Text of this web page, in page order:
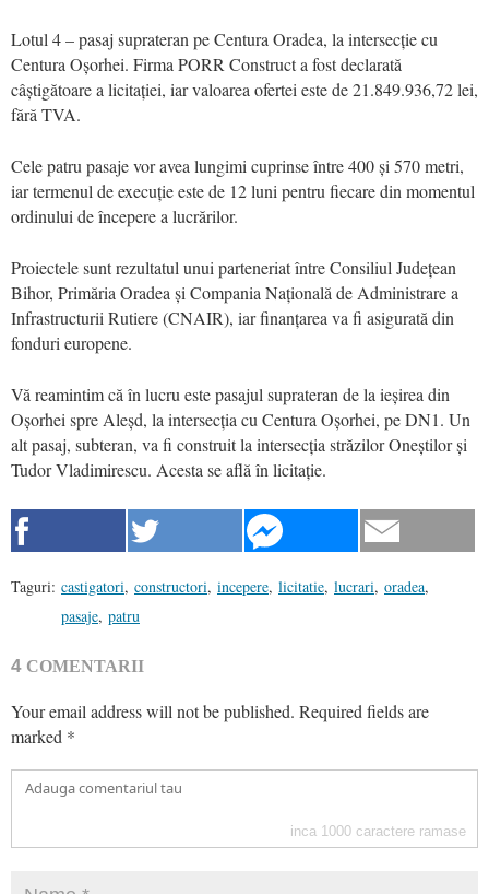
Lotul 4 – pasaj suprateran pe Centura Oradea, la intersecție cu
Centura Oșorhei. Firma PORR Construct a fost declarată
câștigătoare a licitației, iar valoarea ofertei este de 21.849.936,72 lei,
fără TVA.
Cele patru pasaje vor avea lungimi cuprinse între 400 și 570 metri,
iar termenul de execuție este de 12 luni pentru fiecare din momentul
ordinului de începere a lucrărilor.
Proiectele sunt rezultatul unui parteneriat între Consiliul Județean
Bihor, Primăria Oradea și Compania Națională de Administrare a
Infrastructurii Rutiere (CNAIR), iar finanțarea va fi asigurată din
fonduri europene.
Vă reamintim că în lucru este pasajul suprateran de la ieșirea din
Oșorhei spre Aleșd, la intersecția cu Centura Oșorhei, pe DN1. Un
alt pasaj, subteran, va fi construit la intersecția străzilor Oneștilor și
Tudor Vladimirescu. Acesta se află în licitație.
Taguri: castigatori, constructori, incepere, licitatie, lucrari, oradea,
pasaje, patru
4 COMENTARII
Your email address will not be published. Required fields are
marked *
inca 1000 caractere ramase